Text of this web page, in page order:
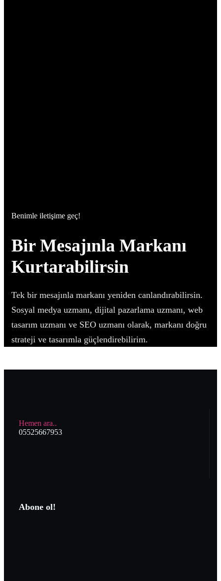
Benimle iletişime geç!
Bir Mesajınla Markanı
Kurtarabilirsin
Tek bir mesajınla markanı yeniden canlandırabilirsin.
Sosyal medya uzmanı, dijital pazarlama uzmanı, web
tasarım uzmanı ve SEO uzmanı olarak, markanı doğru
strateji ve tasarımla güçlendirebilirim.
Hemen ara..
05525667953
Abone ol!